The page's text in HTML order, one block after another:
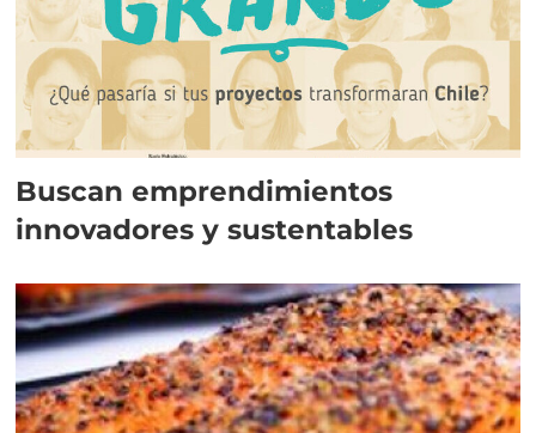
Buscan emprendimientos
innovadores y sustentables